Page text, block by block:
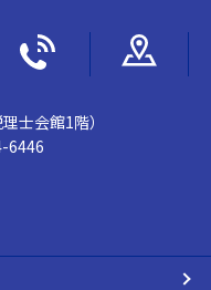
士会館1階）
6446